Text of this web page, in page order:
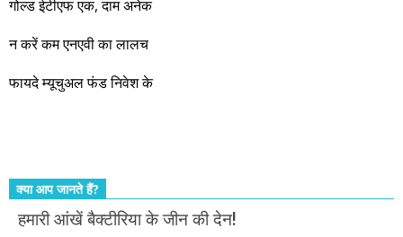
आएंगे। दूसरे आपको बस उल्लू बनाएंगे। केवल हम ही हैं जो पूरी ईमानदारी
और सत्यनिष्ठा से आपके लिए निवेश के हर रविवार को शानदार मौके लेकर
कर्महीन नर पावत नाहीं। आपके हिस्से का कुछ कर्म हम कर दे रहे हैं। बाकी
गोल्ड ईटीएफ एक, दाम अनेक
न करें कम एनएवी का लालच
फायदे म्यूचुअल फंड निवेश के
क्या आप जानते हैं?
हमारी आंखें बैक्टीरिया के जीन की देन!